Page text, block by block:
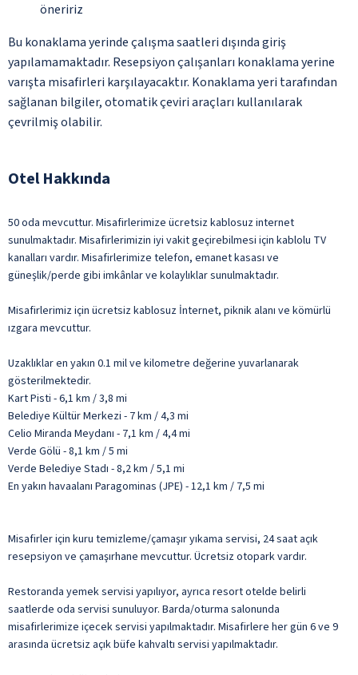
öneririz
Bu konaklama yerinde çalışma saatleri dışında giriş
yapılamamaktadır. Resepsiyon çalışanları konaklama yerine
varışta misafirleri karşılayacaktır. Konaklama yeri tarafından
sağlanan bilgiler, otomatik çeviri araçları kullanılarak
çevrilmiş olabilir.
Otel Hakkında
50 oda mevcuttur. Misafirlerimize ücretsiz kablosuz internet
sunulmaktadır. Misafirlerimizin iyi vakit geçirebilmesi için kablolu TV
kanalları vardır. Misafirlerimize telefon, emanet kasası ve
güneşlik/perde gibi imkânlar ve kolaylıklar sunulmaktadır.
Misafirlerimiz için ücretsiz kablosuz İnternet, piknik alanı ve kömürlü
ızgara mevcuttur.
Uzaklıklar en yakın 0.1 mil ve kilometre değerine yuvarlanarak
gösterilmektedir.
Kart Pisti - 6,1 km / 3,8 mi
Belediye Kültür Merkezi - 7 km / 4,3 mi
Celio Miranda Meydanı - 7,1 km / 4,4 mi
Verde Gölü - 8,1 km / 5 mi
Verde Belediye Stadı - 8,2 km / 5,1 mi
En yakın havaalanı Paragominas (JPE) - 12,1 km / 7,5 mi
Misafirler için kuru temizleme/çamaşır yıkama servisi, 24 saat açık
resepsiyon ve çamaşırhane mevcuttur. Ücretsiz otopark vardır.
Restoranda yemek servisi yapılıyor, ayrıca resort otelde belirli
saatlerde oda servisi sunuluyor. Barda/oturma salonunda
misafirlerimize içecek servisi yapılmaktadır. Misafirlere her gün 6 ve 9
arasında ücretsiz açık büfe kahvaltı servisi yapılmaktadır.